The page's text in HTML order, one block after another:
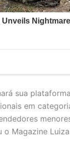
sua
em
Magazine